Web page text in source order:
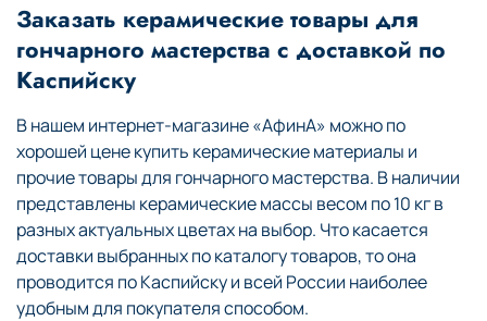
Заказать керамические товары для
гончарного мастерства с доставкой по
Каспийску
В нашем интернет-магазине «АфинА» можно по
хорошей цене купить керамические материалы и
прочие товары для гончарного мастерства. В наличии
представлены керамические массы весом по 10 кг в
разных актуальных цветах на выбор. Что касается
доставки выбранных по каталогу товаров, то она
проводится по Каспийску и всей России наиболее
удобным для покупателя способом.